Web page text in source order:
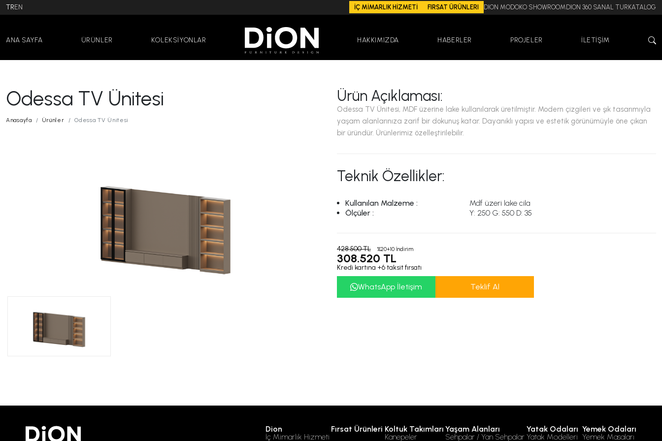
TREN İÇ MİMARLIK HİZMETİ FIRSAT ÜRÜNLERI DION MODOKO SHOWROOM DION 360 SANAL TUR KATALOG
ANA SAYFA ÜRÜNLER KOLEKSİYONLAR HAKKIMIZDA HABERLER PROJELER İLETİŞİM
Odessa TV Ünitesi
Anasayfa Ürünler Odessa TV Ünitesi
Ürün Açıklaması:
Odessa TV Ünitesi, MDF üzerine lake kullanılarak üretilmiştir. Modern çizgileri ve şık tasarımıyla
yaşam alanlarınıza zarif bir dokunuş katar. Dayanıklı yapısı ve estetik görünümüyle öne çıkan
bir üründür. Ürünlerimiz özelleştirilebilir.
Teknik Özellikler:
Kullanılan Malzeme :
Mdf üzeri lake cila
Ölçüler :
Y: 250 G: 550 D: 35
428.500 TL %20+10 İndirim
308.520 TL
Kredi kartına +6 taksit fırsatı
WhatsApp İletişim Teklif Al
Dion
İç Mimarlık Hizmeti
Fırsat Ürünleri Koltuk Takımları
Kanepeler
Yaşam Alanları
Sehpalar / Yan Sehpalar
Yatak Odaları
Yatak Modelleri
Yemek Odaları
Yemek Masaları